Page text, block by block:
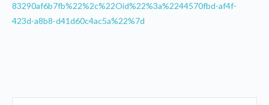
83290af6b7fb%22%2c%22Oid%22%3a%2244570fbd-af4f-
423d-a8b8-d41d60c4ac5a%22%7d